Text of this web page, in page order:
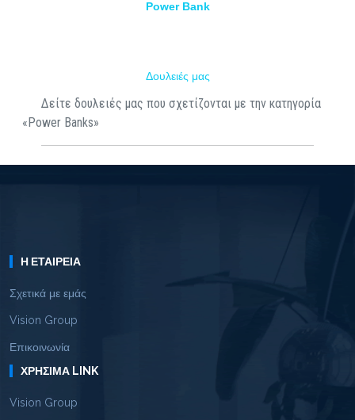
Power Bank
Δουλειές μας
Δείτε δουλειές μας που σχετίζονται με την κατηγορία
«Power Banks»
Η ΕΤΑΙΡΕΊΑ
Σχετικά με εμάς
Vision Group
Επικοινωνία
ΧΡΉΣΙΜΑ LINK
Vision Group